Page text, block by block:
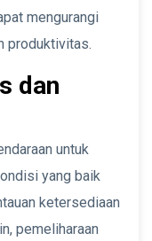
mengurangi
produktivitas.
dan
untuk
yang baik
ketersediaan
pemeliharaan